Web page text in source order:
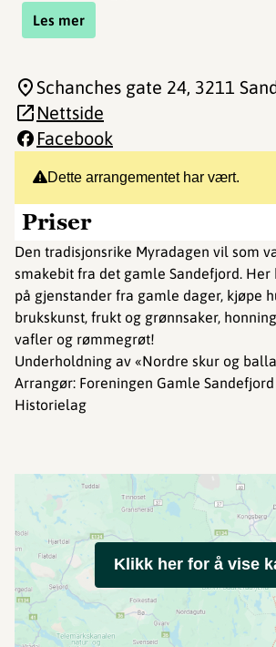
Les mer
Dette arrangementet har vært.
Priser
Den tradisjonsrike Myradagen vil som
smakebit fra det gamle Sandefjord. Her
på gjenstander fra gamle dager, kjøpe
brukskunst, frukt og grønnsaker,
vafler og rømmegrøt!
Underholdning av «Nordre skur og
Arrangør: Foreningen Gamle
Historielag
Schanches gate 24, 3211
Nettside
Facebook
Klikk her for å vise